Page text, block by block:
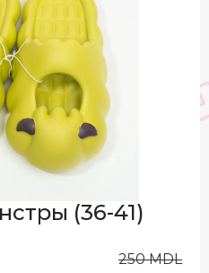
(36-41)
250 MDL